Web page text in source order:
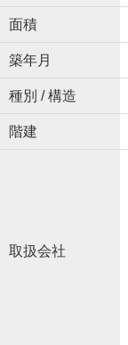
面積
築年月
種別 / 構造
階建
取扱会社